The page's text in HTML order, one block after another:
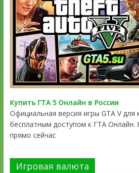
Купить ГТА 5 Онлайн в России
Официальная версия игры GTA V для
бесплатным доступом к ГТА Онлайн.
прямо сейчас
Игровая валюта